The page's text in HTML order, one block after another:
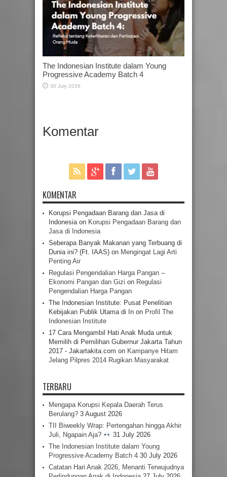
The Indonesian Institute dalam Young
Progressive Academy Batch 4
30 July 2026
Komentar
KOMENTAR
Korupsi Pengadaan Barang dan Jasa di
Indonesiaon Korupsi Pengadaan Barang dan
Jasa di Indonesia
Seberapa Banyak Makanan yang Terbuang di
Dunia ini? (Ft. IAAS) on Mengingat Lagi Arti
Penting Air
Regulasi Pengendalian Harga Pangan –
Ekonomi Pangan dan Gizi on Regulasi
Pengendalian Harga Pangan
The Indonesian Institute: Pusat Penelitian
Kebijakan Publik Utama di In on Profil The
Indonesian Institute
17 Cara Mengambil Hati Anak Muda untuk
Memilih di Pemilihan Gubernur Jakarta Tahun
2017 - Jakartakita.com on Kampanye Hitam
Jelang Pilpres 2014 Rugikan Masyarakat
TERBARU
Mengapa Korupsi Kepala Daerah Terus
Berulang? 3 August 2026
TII Biweekly Wrap: Pertengahan hingga Akhir
Juli, Ngapain Aja?
31 July 2026
The Indonesian Institute dalam Young
Progressive Academy Batch 4 30 July 2026
Catatan Hari Anak 2026, Menanti Terwujudnya